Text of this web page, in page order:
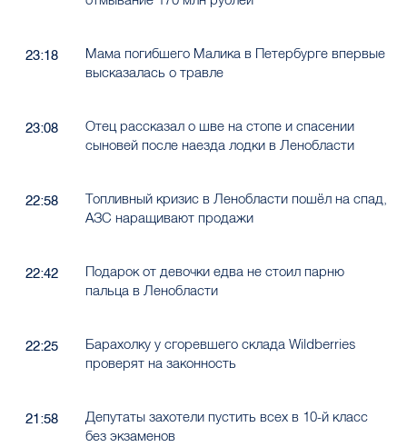
23:18
Мама погибшего Малика в Петербурге впервые
высказалась о травле
23:08
Отец рассказал о шве на стопе и спасении
сыновей после наезда лодки в Ленобласти
22:58
Топливный кризис в Ленобласти пошёл на спад,
АЗС наращивают продажи
22:42
Подарок от девочки едва не стоил парню
пальца в Ленобласти
22:25
Барахолку у сгоревшего склада Wildberries
проверят на законность
21:58
Депутаты захотели пустить всех в 10-й класс
без экзаменов